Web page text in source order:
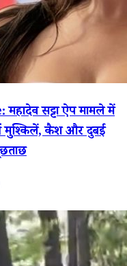
सट्टा ऐप मामले में
मुश्किलें, कैश और दुबई